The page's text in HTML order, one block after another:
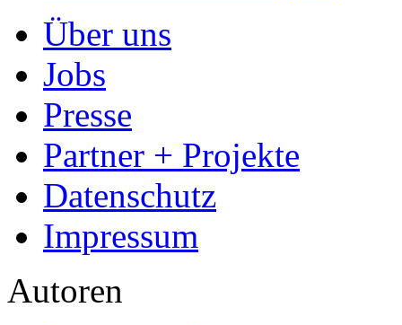
Über uns
Jobs
Presse
Partner + Projekte
Datenschutz
Impressum
Autoren